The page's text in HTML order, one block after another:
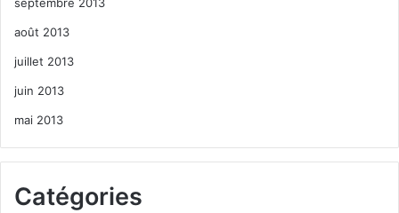
août 2013
juillet 2013
juin 2013
mai 2013
Catégories